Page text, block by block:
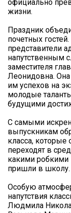
официально
жизни.
Праздник
почетных
представители
напутственным
заместителя
Леонидовна. Она
им успехов на
молодые
будущими
С самыми
выпускникам
класса,
переходят в
какими
пришли в школу. ️
Особую
напутствия
Людмила